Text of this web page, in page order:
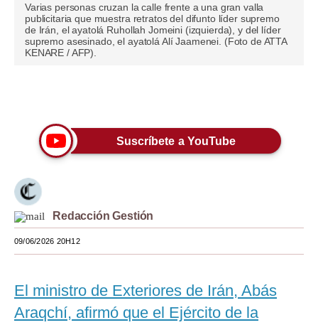
Blogs
Tendencias
Estilos
Mundo
EEUU
Internacional
Tecnología
Varias personas cruzan la calle frente a una gran valla
publicitaria que muestra retratos del difunto líder supremo
de Irán, el ayatolá Ruhollah Jomeini (izquierda), y del líder
supremo asesinado, el ayatolá Alí Jaamenei. (Foto de ATTA
KENARE / AFP).
Suscríbete a YouTube
Redacción Gestión
09/06/2026 20H12
El ministro de Exteriores de Irán, Abás
Araqchí, afirmó que el Ejército de la